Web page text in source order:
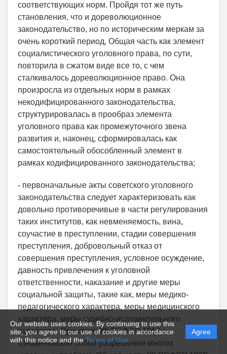
Our website uses cookies. By continuing to use this
site, you agree to our use of cookies in accordance
with this notice and theTerms of Use.
Agree
соответствующих норм. Пройдя тот же путь
становления, что и дореволюционное
законодательство, но по историческим меркам за
очень короткий период, Общая часть как элемент
социалистического уголовного права, по сути,
повторила в сжатом виде все то, с чем
сталкивалось дореволюционное право. Она
произросла из отдельных норм в рамках
некодифицированного законодательства,
структурировалась в прообраз элемента
уголовного права как промежуточного звена
развития и, наконец, сформировалась как
самостоятельный обособленный элемент в
рамках кодифицированного законодательства;
- первоначальные акты советского уголовного
законодательства следует характеризовать как
довольно противоречивые в части регулирования
таких институтов, как невменяемость, вина,
соучастие в преступлении, стадии совершения
преступления, добровольный отказ от
совершения преступления, условное осуждение,
давность привлечения к уголовной
ответственности, наказание и другие меры
социальной защиты, такие как, меры медико-
педагогического характера, меры медицинского
характера, меры судебно-исправительного
характера. Принятие УК РСФСР 1960 г.
ознаменовало собой разрешение многих